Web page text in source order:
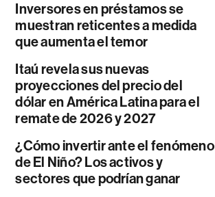
Inversores en préstamos se
muestran reticentes a medida
que aumenta el temor
Itaú revela sus nuevas
proyecciones del precio del
dólar en América Latina para el
remate de 2026 y 2027
¿Cómo invertir ante el fenómeno
de El Niño? Los activos y
sectores que podrían ganar